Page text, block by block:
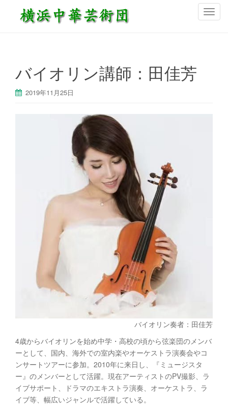
ナ
バイオリン講師：田佳芳
2019年11月25日
バイオリン奏者：田佳芳
4歳からバイオリンを始め中学・高校の頃から弦楽団のメンバ
ーとして、国内、海外での室内楽やオーケストラ演奏会やコ
ンサートツアーに参加。2010年に来日し、『ミュージスタ
ー』のメンバーとして活躍。現在アーティストのPV撮影、ラ
イブサポート、ドラマのエキストラ演奏、オーケストラ、ラ
イブ等、幅広いジャンルで活躍している。